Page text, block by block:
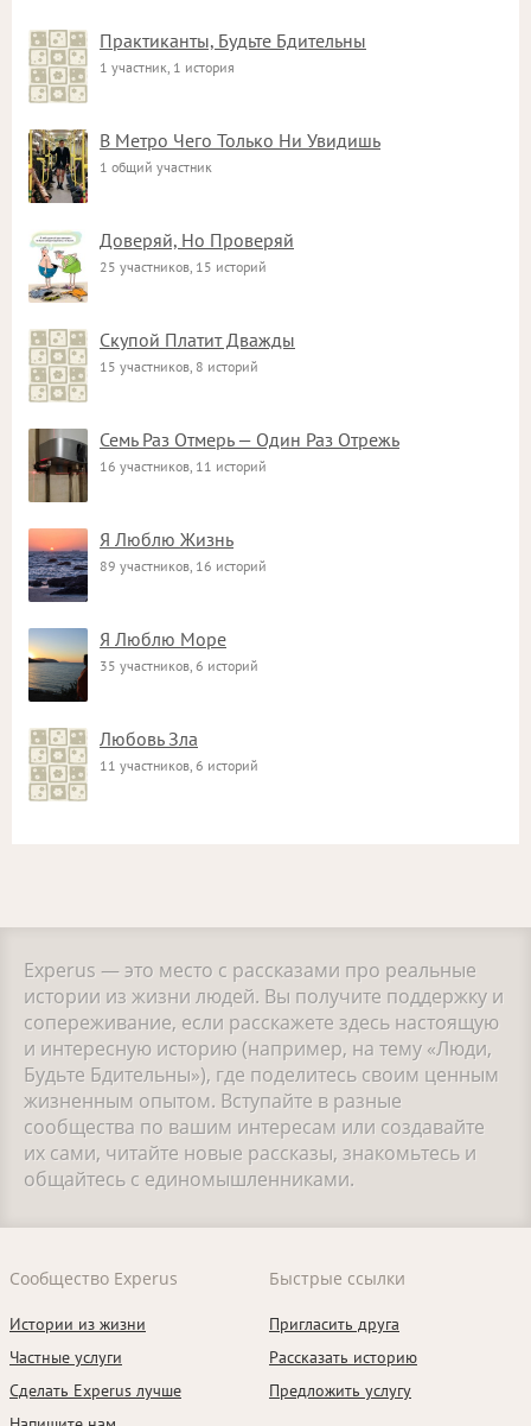
Практиканты, Будьте Бдительны
1 участник, 1 история
В Метро Чего Только Ни Увидишь
1 общий участник
Доверяй, Но Проверяй
25 участников, 15 историй
Скупой Платит Дважды
15 участников, 8 историй
Семь Раз Отмерь — Один Раз Отрежь
16 участников, 11 историй
Я Люблю Жизнь
89 участников, 16 историй
Я Люблю Море
35 участников, 6 историй
Любовь Зла
11 участников, 6 историй
Experus — это место с рассказами про реальные
истории из жизни людей. Вы получите поддержку и
сопереживание, если расскажете здесь настоящую
и интересную историю (например, на тему «Люди,
Будьте Бдительны»), где поделитесь своим ценным
жизненным опытом. Вступайте в разные
сообщества по вашим интересам или создавайте
их сами, читайте новые рассказы, знакомьтесь и
общайтесь с единомышленниками.
Сообщество Experus
Истории из жизни
Частные услуги
Сделать Experus лучше
Быстрые ссылки
Пригласить друга
Рассказать историю
Предложить услугу